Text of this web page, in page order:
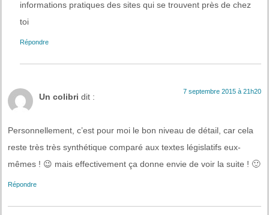
informations pratiques des sites qui se trouvent près de chez
toi
Répondre
Un colibri dit :
7 septembre 2015 à 21h20
Personnellement, c’est pour moi le bon niveau de détail, car cela
reste très très synthétique comparé aux textes législatifs eux-
mêmes ! 😉 mais effectivement ça donne envie de voir la suite ! 🙂
Répondre